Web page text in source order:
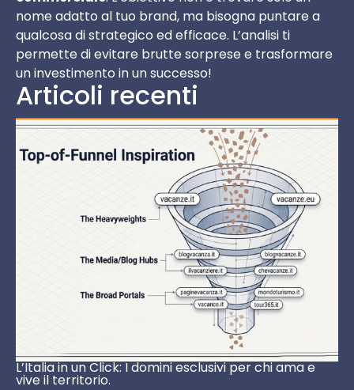
nome adatto al tuo brand, ma bisogna puntare a
qualcosa di strategico ed efficace. L’analisi ti
permette di evitare brutte sorprese e trasformare
un investimento in un successo!
Articoli recenti
L’Italia in un Click: I domini esclusivi per chi ama e
vive il territorio.